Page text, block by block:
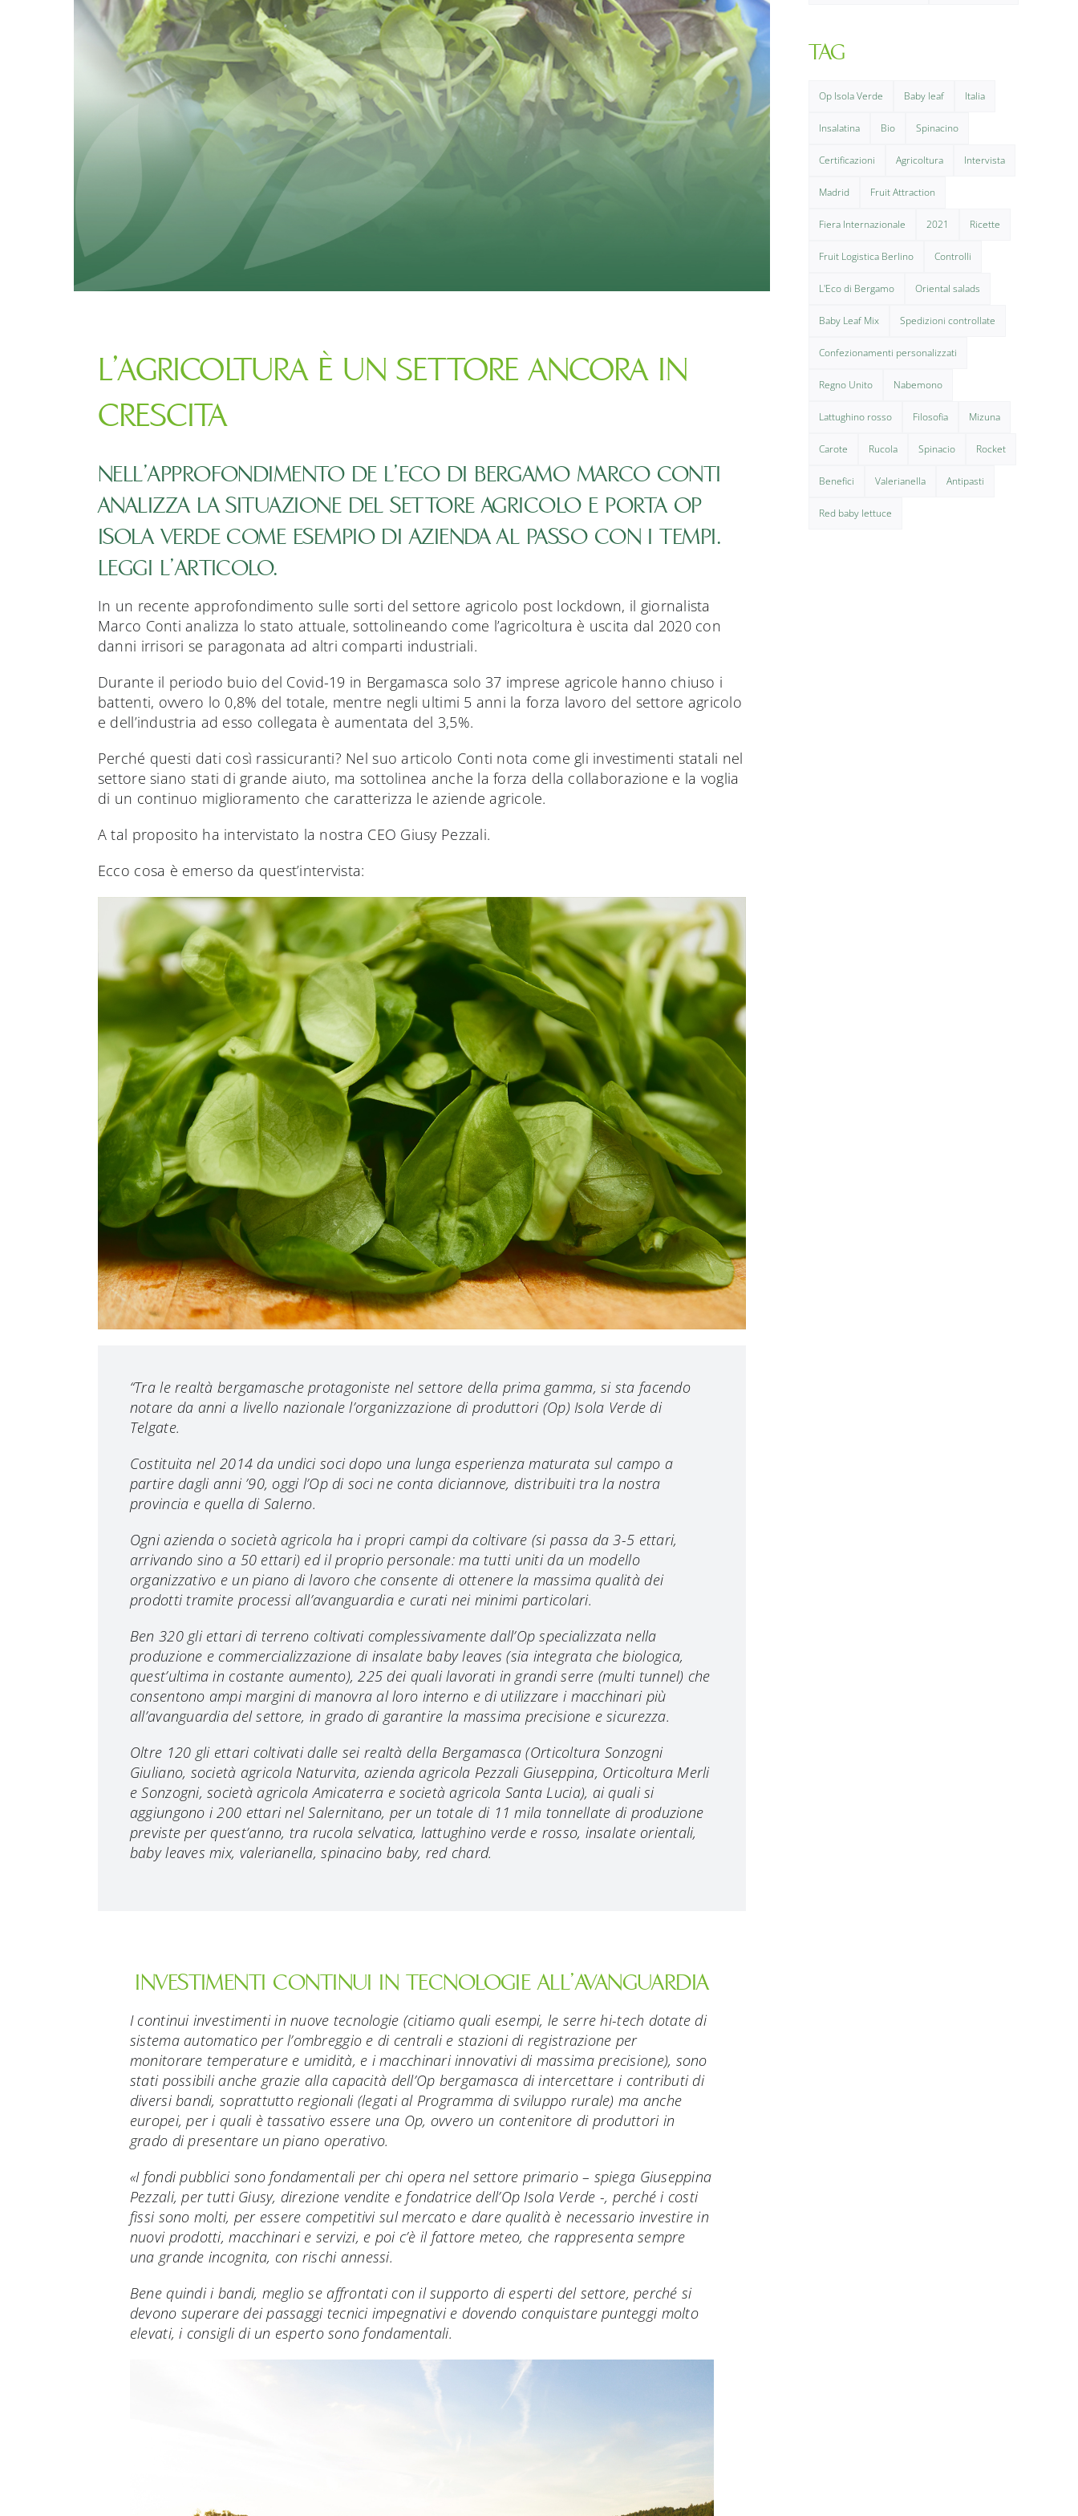
L’AGRICOLTURA È UN SETTORE ANCORA IN
CRESCITA
NELL’APPROFONDIMENTO DE L’ECO DI BERGAMO MARCO CONTI
ANALIZZA LA SITUAZIONE DEL SETTORE AGRICOLO E PORTA OP
ISOLA VERDE COME ESEMPIO DI AZIENDA AL PASSO CON I TEMPI.
LEGGI L’ARTICOLO.
In un recente approfondimento sulle sorti del settore agricolo post lockdown, il giornalista
Marco Conti analizza lo stato attuale, sottolineando come l’agricoltura è uscita dal 2020 con
danni irrisori se paragonata ad altri comparti industriali.
Durante il periodo buio del Covid-19 in Bergamasca solo 37 imprese agricole hanno chiuso i
battenti, ovvero lo 0,8% del totale, mentre negli ultimi 5 anni la forza lavoro del settore agricolo
e dell’industria ad esso collegata è aumentata del 3,5%.
Perché questi dati così rassicuranti? Nel suo articolo Conti nota come gli investimenti statali nel
settore siano stati di grande aiuto, ma sottolinea anche la forza della collaborazione e la voglia
di un continuo miglioramento che caratterizza le aziende agricole.
A tal proposito ha intervistato la nostra CEO Giusy Pezzali.
Ecco cosa è emerso da quest’intervista:
“Tra le realtà bergamasche protagoniste nel settore della prima gamma, si sta facendo
notare da anni a livello nazionale l’organizzazione di produttori (Op) Isola Verde di
Telgate.
Costituita nel 2014 da undici soci dopo una lunga esperienza maturata sul campo a
partire dagli anni ’90, oggi l’Op di soci ne conta diciannove, distribuiti tra la nostra
provincia e quella di Salerno.
Ogni azienda o società agricola ha i propri campi da coltivare (si passa da 3-5 ettari,
arrivando sino a 50 ettari) ed il proprio personale: ma tutti uniti da un modello
organizzativo e un piano di lavoro che consente di ottenere la massima qualità dei
prodotti tramite processi all’avanguardia e curati nei minimi particolari.
Ben 320 gli ettari di terreno coltivati complessivamente dall’Op specializzata nella
produzione e commercializzazione di insalate baby leaves (sia integrata che biologica,
quest’ultima in costante aumento), 225 dei quali lavorati in grandi serre (multi tunnel) che
consentono ampi margini di manovra al loro interno e di utilizzare i macchinari più
all’avanguardia del settore, in grado di garantire la massima precisione e sicurezza.
Oltre 120 gli ettari coltivati dalle sei realtà della Bergamasca (Orticoltura Sonzogni
Giuliano, società agricola Naturvita, azienda agricola Pezzali Giuseppina, Orticoltura Merli
e Sonzogni, società agricola Amicaterra e società agricola Santa Lucia), ai quali si
aggiungono i 200 ettari nel Salernitano, per un totale di 11 mila tonnellate di produzione
previste per quest’anno, tra rucola selvatica, lattughino verde e rosso, insalate orientali,
baby leaves mix, valerianella, spinacino baby, red chard.
INVESTIMENTI CONTINUI IN TECNOLOGIE ALL’AVANGUARDIA
I continui investimenti in nuove tecnologie (citiamo quali esempi, le serre hi-tech dotate di
sistema automatico per l’ombreggio e di centrali e stazioni di registrazione per
monitorare temperature e umidità, e i macchinari innovativi di massima precisione), sono
stati possibili anche grazie alla capacità dell’Op bergamasca di intercettare i contributi di
diversi bandi, soprattutto regionali (legati al Programma di sviluppo rurale) ma anche
europei, per i quali è tassativo essere una Op, ovvero un contenitore di produttori in
grado di presentare un piano operativo.
«I fondi pubblici sono fondamentali per chi opera nel settore primario – spiega Giuseppina
Pezzali, per tutti Giusy, direzione vendite e fondatrice dell’Op Isola Verde -, perché i costi
fissi sono molti, per essere competitivi sul mercato e dare qualità è necessario investire in
nuovi prodotti, macchinari e servizi, e poi c’è il fattore meteo, che rappresenta sempre
una grande incognita, con rischi annessi.
Bene quindi i bandi, meglio se affrontati con il supporto di esperti del settore, perché si
devono superare dei passaggi tecnici impegnativi e dovendo conquistare punteggi molto
elevati, i consigli di un esperto sono fondamentali.
TAG
Op Isola Verde Baby leaf Italia
Insalatina Bio Spinacino
Certificazioni Agricoltura Intervista
Madrid Fruit Attraction
Fiera Internazionale 2021 Ricette
Fruit Logistica Berlino Controlli
L'Eco di Bergamo Oriental salads
Baby Leaf Mix Spedizioni controllate
Confezionamenti personalizzati
Regno Unito Nabemono
Lattughino rosso Filosofia Mizuna
Carote Rucola Spinacio Rocket
Benefici Valerianella Antipasti
Red baby lettuce